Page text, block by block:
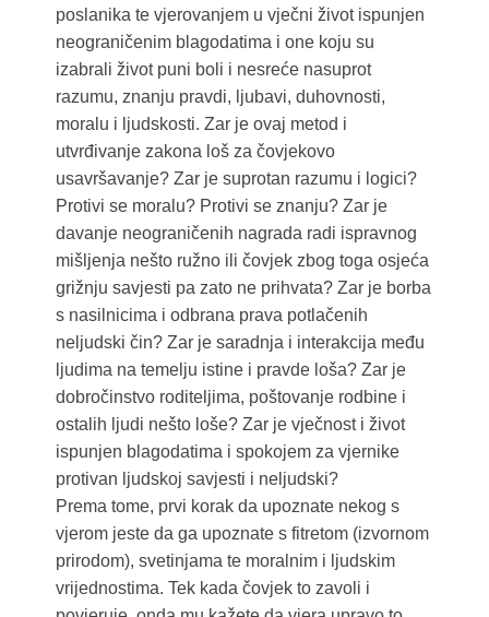
poslanika te vjerovanjem u vječni život ispunjen
neograničenim blagodatima i one koju su
izabrali život puni boli i nesreće nasuprot
razumu, znanju pravdi, ljubavi, duhovnosti,
moralu i ljudskosti. Zar je ovaj metod i
utvrđivanje zakona loš za čovjekovo
usavršavanje? Zar je suprotan razumu i logici?
Protivi se moralu? Protivi se znanju? Zar je
davanje neograničenih nagrada radi ispravnog
mišljenja nešto ružno ili čovjek zbog toga osjeća
grižnju savjesti pa zato ne prihvata? Zar je borba
s nasilnicima i odbrana prava potlačenih
neljudski čin? Zar je saradnja i interakcija među
ljudima na temelju istine i pravde loša? Zar je
dobročinstvo roditeljima, poštovanje rodbine i
ostalih ljudi nešto loše? Zar je vječnost i život
ispunjen blagodatima i spokojem za vjernike
protivan ljudskoj savjesti i neljudski?
Prema tome, prvi korak da upoznate nekog s
vjerom jeste da ga upoznate s fitretom (izvornom
prirodom), svetinjama te moralnim i ljudskim
vrijednostima. Tek kada čovjek to zavoli i